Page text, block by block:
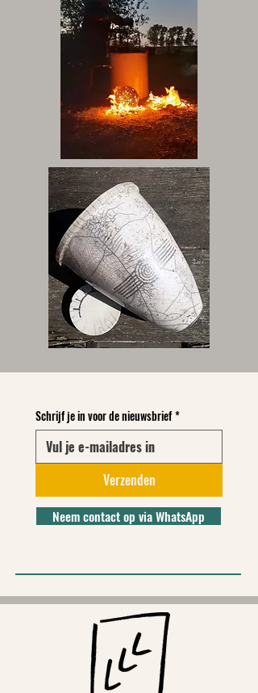
Schrijf je in voor de nieuwsbrief*
Verzenden
Neem contact op via WhatsApp